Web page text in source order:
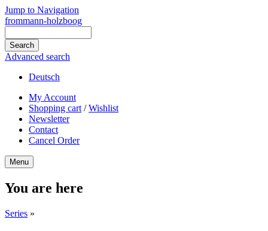
Jump to Navigation
frommann-holzboog
Advanced search
Deutsch
My Account
Shopping cart /Wishlist
Newsletter
Contact
Cancel Order
Menu
You are here
Series »